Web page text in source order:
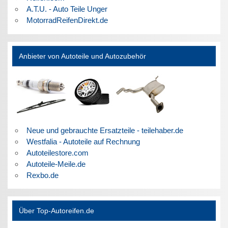
A.T.U. - Auto Teile Unger
MotorradReifenDirekt.de
Anbieter von Autoteile und Autozubehör
Neue und gebrauchte Ersatzteile - teilehaber.de
Westfalia - Autoteile auf Rechnung
Autoteilestore.com
Autoteile-Meile.de
Rexbo.de
Über Top-Autoreifen.de